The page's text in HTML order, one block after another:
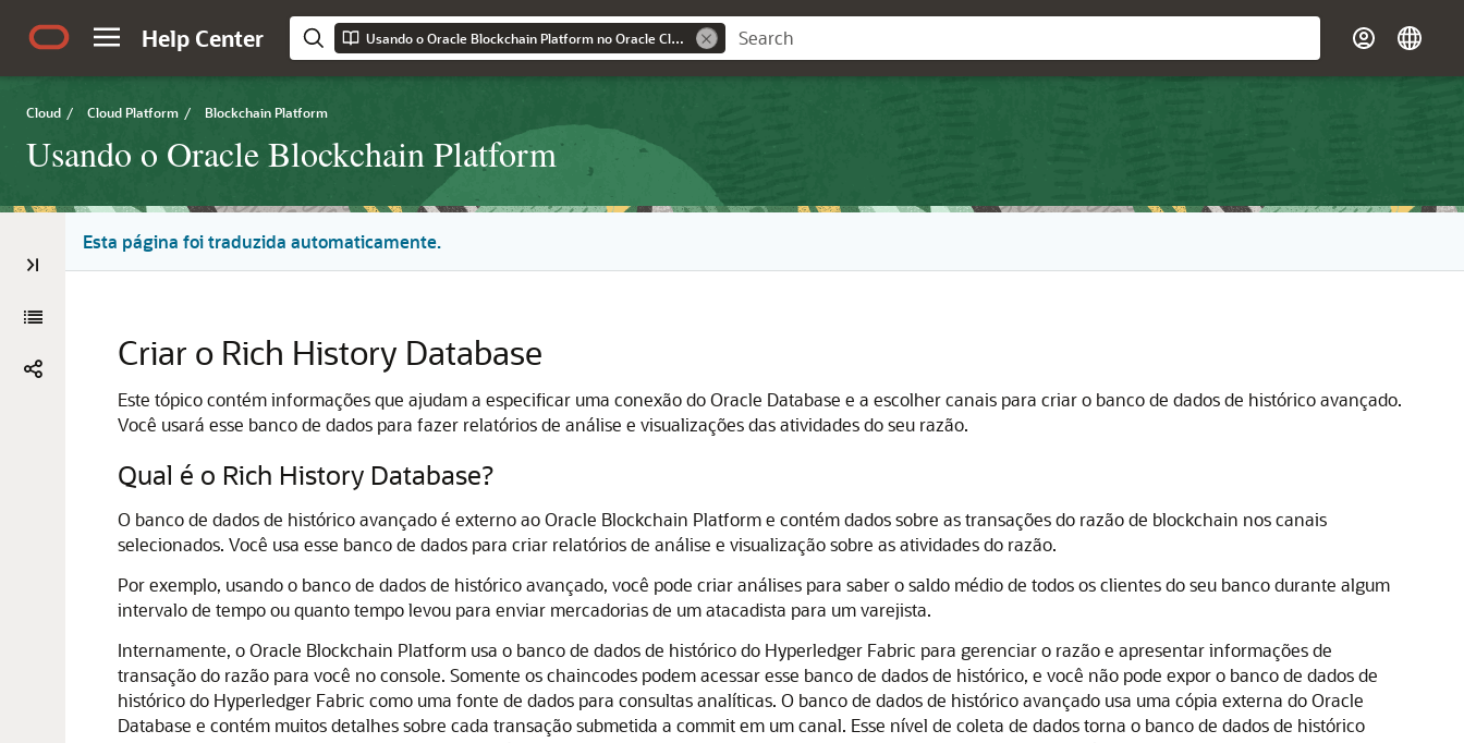
Help Center Usando o Oracle Blockchain Platform no Oracle Cloud Infrastructure
Cloud / Cloud Platform / Blockchain Platform
Usando o Oracle Blockchain Platform
Esta página foi traduzida automaticamente.
Criar o Rich History Database
Este tópico contém informações que ajudam a especificar uma conexão do Oracle Database e a escolher canais para criar o banco de dados de histórico avançado.
Você usará esse banco de dados para fazer relatórios de análise e visualizações das atividades do seu razão.
Qual é o Rich History Database?
O banco de dados de histórico avançado é externo aoOracle Blockchain Platforme contém dados sobre as transações do razão de blockchain nos canais
selecionados. Você usa esse banco de dados para criar relatórios de análise e visualização sobre as atividades do razão.
Por exemplo, usando o banco de dados de histórico avançado, você pode criar análises para saber o saldo médio de todos os clientes do seu banco durante algum
intervalo de tempo ou quanto tempo levou para enviar mercadorias de um atacadista para um varejista.
Internamente, oOracle Blockchain Platform usa o banco de dados de histórico do Hyperledger Fabric para gerenciar o razão e apresentar informações de
transação do razão para você no console. Somente os chaincodes podem acessar esse banco de dados de histórico, e você não pode expor o banco de dados de
histórico do Hyperledger Fabric como uma fonte de dados para consultas analíticas. O banco de dados de histórico avançado usa uma cópia externa do Oracle
Database e contém muitos detalhes sobre cada transação submetida a commit em um canal. Esse nível de coleta de dados torna o banco de dados de histórico